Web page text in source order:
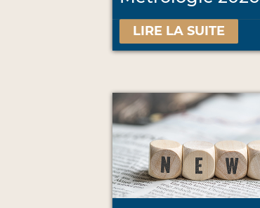
LIRE LA SUITE